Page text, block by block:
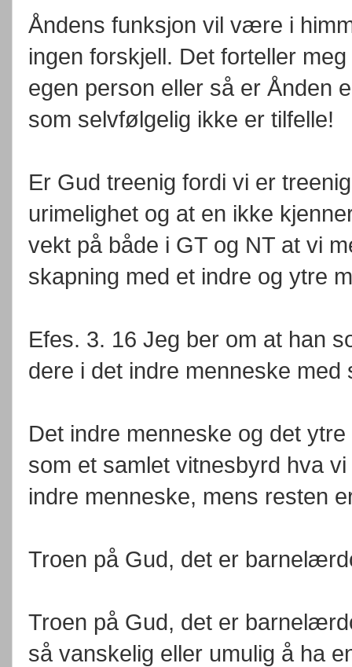
Åndens funksjon vil være i
ingen forskjell. Det forteller
egen person eller så er Ånden
som selvfølgelig ikke er tilfelle!
Er Gud treenig fordi vi er
urimelighet og at en ikke
vekt på både i GT og NT at vi
skapning med et indre og ytre
Efes. 3. 16 Jeg ber om at han
dere i det indre menneske
Det indre menneske og det
som et samlet vitnesbyrd hva
indre menneske, mens resten
Troen på Gud, det er
Troen på Gud, det er
så vanskelig eller umulig å ha